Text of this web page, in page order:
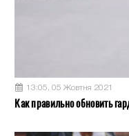
13:05, 05 Жовтня 2021
Как правильно обновить